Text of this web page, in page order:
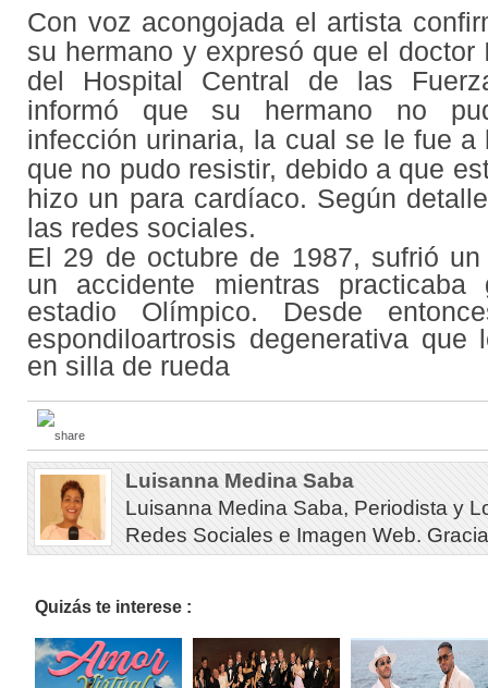
Con voz acongojada el artista
su hermano y expresó que el doctor
del Hospital Central de las
informó que su hermano no
infección urinaria, la cual se le fue a
que no pudo resistir, debido a que
hizo un para cardíaco. Según
las redes sociales.
El 29 de octubre de 1987, sufrió
un accidente mientras
estadio Olímpico. Desde
espondiloartrosis degenerativa que
en silla de rueda
Luisanna Medina Saba
Luisanna Medina Saba, Periodista y
Redes Sociales e Imagen Web.
Quizás te interese :